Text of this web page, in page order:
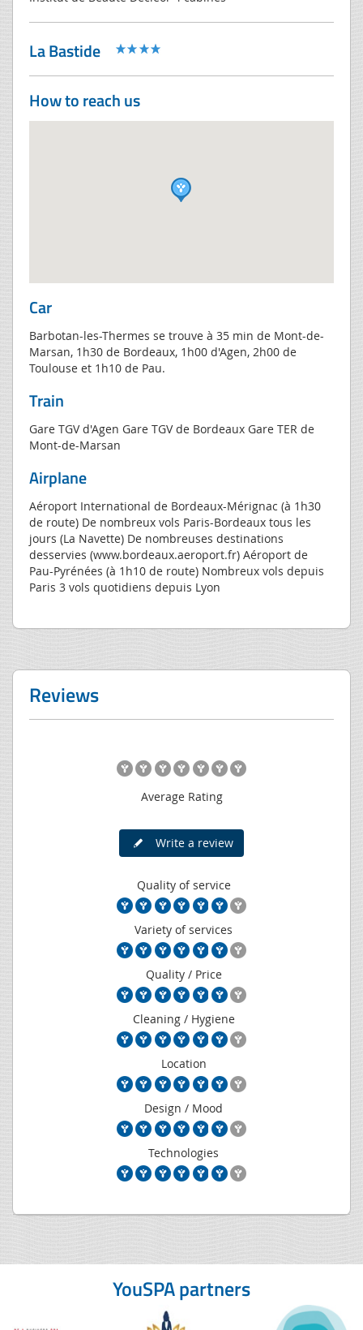
La Bastide
How to reach us
Car
Barbotan-les-Thermes se trouve à 35 min de Mont-de-
Marsan, 1h30 de Bordeaux, 1h00 d'Agen, 2h00 de
Toulouse et 1h10 de Pau.
Train
Gare TGV d'Agen Gare TGV de Bordeaux Gare TER de
Mont-de-Marsan
Airplane
Aéroport International de Bordeaux-Mérignac (à 1h30
de route) De nombreux vols Paris-Bordeaux tous les
jours (La Navette) De nombreuses destinations
desservies (www.bordeaux.aeroport.fr) Aéroport de
Pau-Pyrénées (à 1h10 de route) Nombreux vols depuis
Paris 3 vols quotidiens depuis Lyon
Reviews
Average Rating
Write a review
Quality of service
Variety of services
Quality / Price
Cleaning / Hygiene
Location
Design / Mood
Technologies
YouSPA partners